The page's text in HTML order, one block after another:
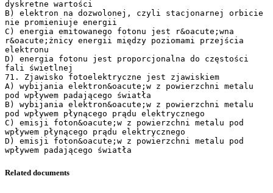
Related documents